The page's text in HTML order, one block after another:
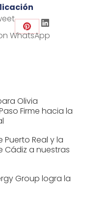
Share
WhatsApp
Olivia
Firme hacia la
Real y la
Cádiz a nuestras
Group logra la